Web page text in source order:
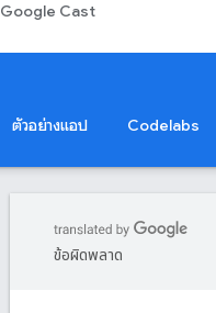
Google Cast
ตัวอย่างแอป Codelabs
ข้อผิดพลาด